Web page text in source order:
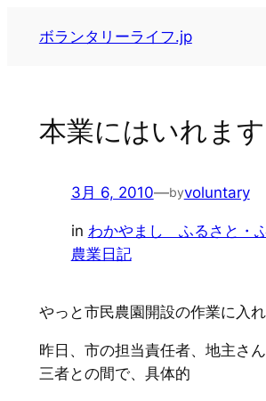
ボランタリーライフ.jp
本業にはいれます
3月 6, 2010—byvoluntary
in わかやまし ふるさと・
農業日記
やっと市民農園開設の作業に入
昨日、市の担当責任者、地主さ
三者との間で、具体的